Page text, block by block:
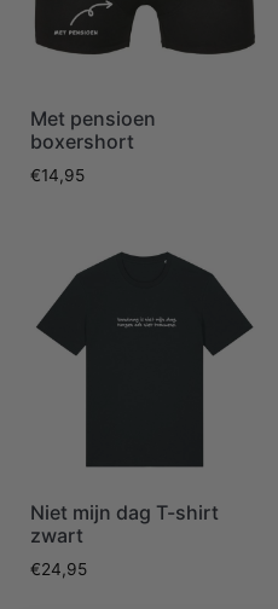
Met pensioen
boxershort
€14,95
Niet mijn dag T-shirt
zwart
€24,95